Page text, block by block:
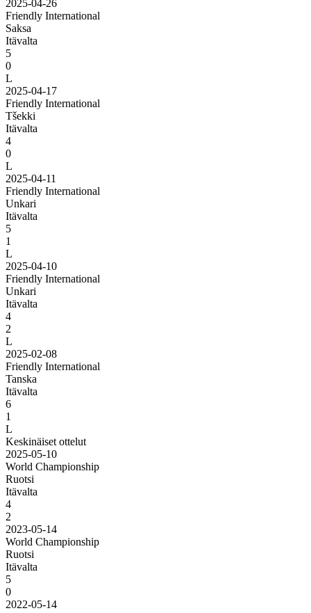
2025-04-26
Friendly International
Saksa
Itävalta
5
0
L
2025-04-17
Friendly International
Tšekki
Itävalta
4
0
L
2025-04-11
Friendly International
Unkari
Itävalta
5
1
L
2025-04-10
Friendly International
Unkari
Itävalta
4
2
L
2025-02-08
Friendly International
Tanska
Itävalta
6
1
L
Keskinäiset ottelut
2025-05-10
World Championship
Ruotsi
Itävalta
4
2
2023-05-14
World Championship
Ruotsi
Itävalta
5
0
2022-05-14